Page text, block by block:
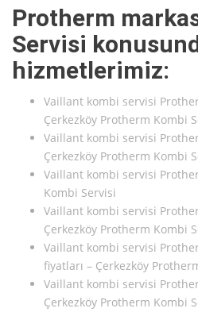
Protherm
Servisi
hizmetlerimiz:
Vaillant kombi servisi
Çerkezköy Protherm Kombi
Vaillant kombi servisi
Çerkezköy Protherm Kombi
Vaillant kombi servisi
Kombi Servisi
Vaillant kombi servisi
Çerkezköy Protherm Kombi
Vaillant kombi servisi
fiyatları – Çerkezköy
Vaillant kombi servisi
Çerkezköy Protherm Kombi